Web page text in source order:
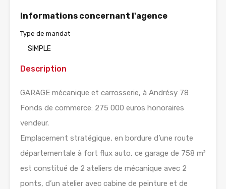
Informations concernant l'agence
Type de mandat
SIMPLE
Description
GARAGE mécanique et carrosserie, à Andrésy 78
Fonds de commerce: 275 000 euros honoraires
vendeur.
Emplacement stratégique, en bordure d’une route
départementale à fort flux auto, ce garage de 758 m²
est constitué de 2 ateliers de mécanique avec 2
ponts, d’un atelier avec cabine de peinture et de